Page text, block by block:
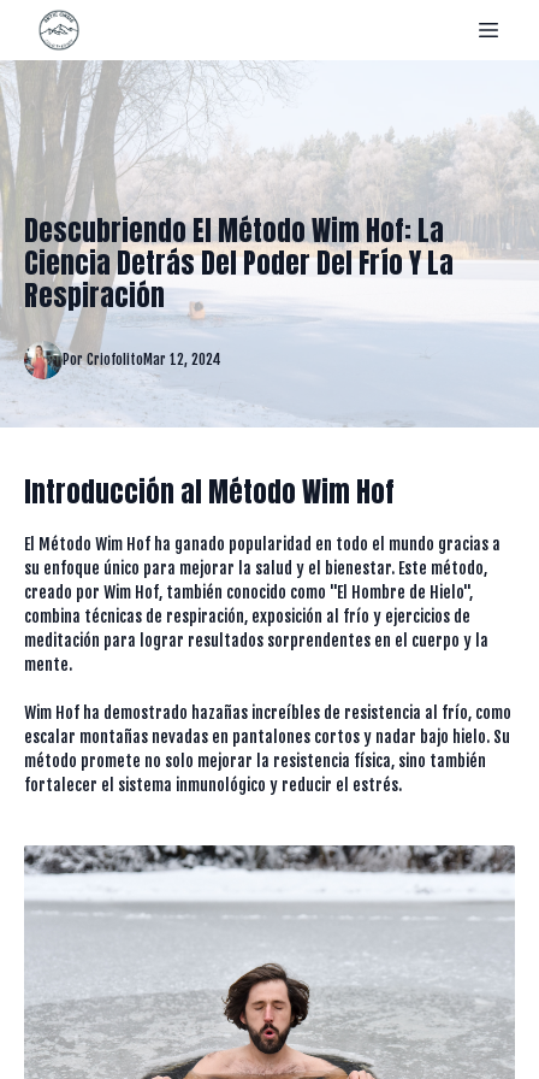
Descubriendo El Método Wim Hof: La
Ciencia Detrás Del Poder Del Frío Y La
Respiración
Mar 12, 2024
Por Criofolito
Introducción al Método Wim Hof
El Método Wim Hof ha ganado popularidad en todo el mundo gracias a
su enfoque único para mejorar la salud y el bienestar. Este método,
creado por Wim Hof, también conocido como "El Hombre de Hielo",
combina técnicas de respiración, exposición al frío y ejercicios de
meditación para lograr resultados sorprendentes en el cuerpo y la
mente.
Wim Hof ha demostrado hazañas increíbles de resistencia al frío, como
escalar montañas nevadas en pantalones cortos y nadar bajo hielo. Su
método promete no solo mejorar la resistencia física, sino también
fortalecer el sistema inmunológico y reducir el estrés.